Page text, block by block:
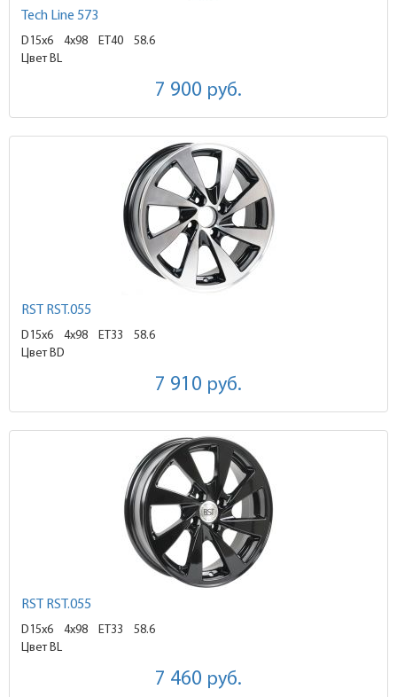
Tech Line 573
D15x6 4x98 ET40
58.6
Цвет BL
7 900 руб.
RST RST.055
D15x6 4x98 ET33
58.6
Цвет BD
7 910 руб.
RST RST.055
D15x6 4x98 ET33
58.6
Цвет BL
7 460 руб.